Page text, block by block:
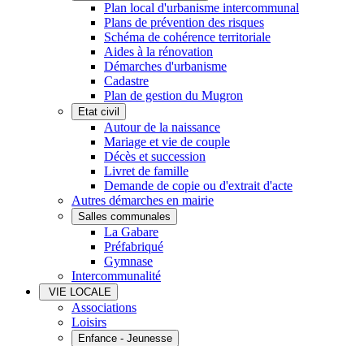
Plan local d'urbanisme intercommunal
Plans de prévention des risques
Schéma de cohérence territoriale
Aides à la rénovation
Démarches d'urbanisme
Cadastre
Plan de gestion du Mugron
Etat civil
Autour de la naissance
Mariage et vie de couple
Décès et succession
Livret de famille
Demande de copie ou d'extrait d'acte
Autres démarches en mairie
Salles communales
La Gabare
Préfabriqué
Gymnase
Intercommunalité
VIE LOCALE
Associations
Loisirs
Enfance - Jeunesse